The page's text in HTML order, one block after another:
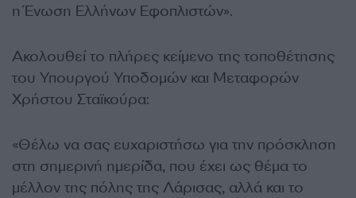
η Ένωση Ελλήνων Εφοπλιστών».
Ακολουθεί το πλήρες κείμενο της τοποθέτησης
του Υπουργού Υποδομών και Μεταφορών
Χρήστου Σταϊκούρα:
«Θέλω να σας ευχαριστήσω για την πρόσκληση
στη σημερινή ημερίδα, που έχει ως θέμα το
μέλλον της πόλης της Λάρισας, αλλά και το